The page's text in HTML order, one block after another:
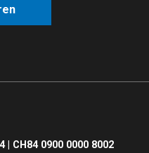
CH84 0900 0000 8002